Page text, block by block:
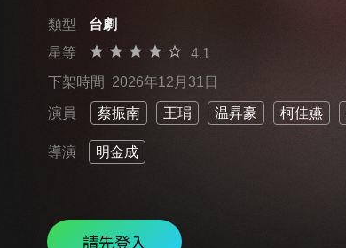
類型
台劇
星等
4.1
下架時間 2026年12月31日
演員 蔡振南 王琄 温昇豪 柯佳嬿
導演 明金成
請先登入